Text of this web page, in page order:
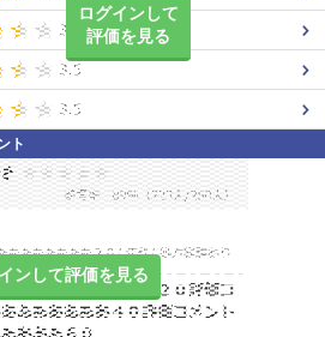
ログインして
評価を見る
ト
ンして評価を見る